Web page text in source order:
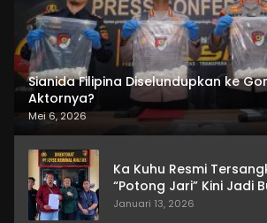
Sianida Filipina Diselundupkan ke
Aktornya?
Mei 6, 2026
Ka Kuhu Resmi
“Potong Jari” Kini Jadi
Januari 13, 2026